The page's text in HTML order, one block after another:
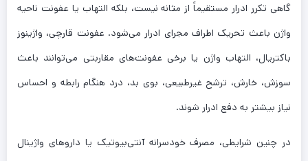
گاهی تکرر ادرار مستقیماً از مثانه نیست، بلکه التهاب یا عفونت ناحیه
واژن باعث تحریک اطراف مجرای ادرار می‌شود. عفونت قارچی، واژینوز
باکتریال، التهاب واژن یا برخی عفونت‌های مقاربتی می‌توانند باعث
سوزش، خارش، ترشح غیرطبیعی، بوی بد، درد هنگام رابطه و احساس
نیاز بیشتر به دفع ادرار شوند.
در چنین شرایطی، مصرف خودسرانه آنتی‌بیوتیک یا داروهای واژینال